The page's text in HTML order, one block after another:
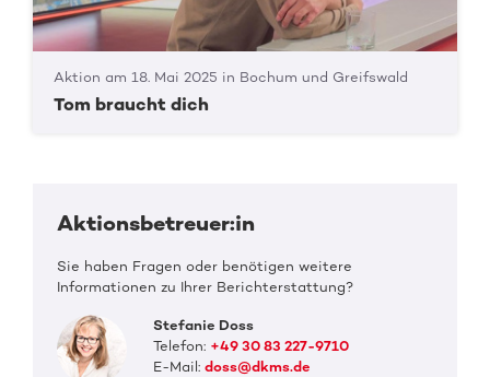
Aktion am 18. Mai 2025 in Bochum und Greifswald
Tom braucht dich
Aktionsbetreuer:in
Sie haben Fragen oder benötigen weitere
Informationen zu Ihrer Berichterstattung?
Stefanie Doss
Telefon: +49 30 83 227-9710
E-Mail:doss@dkms.de